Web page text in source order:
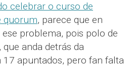
celebrar o curso de
quorum, parece que en
problema, pois polo de
anda detrás da
17 apuntados, pero fan falta